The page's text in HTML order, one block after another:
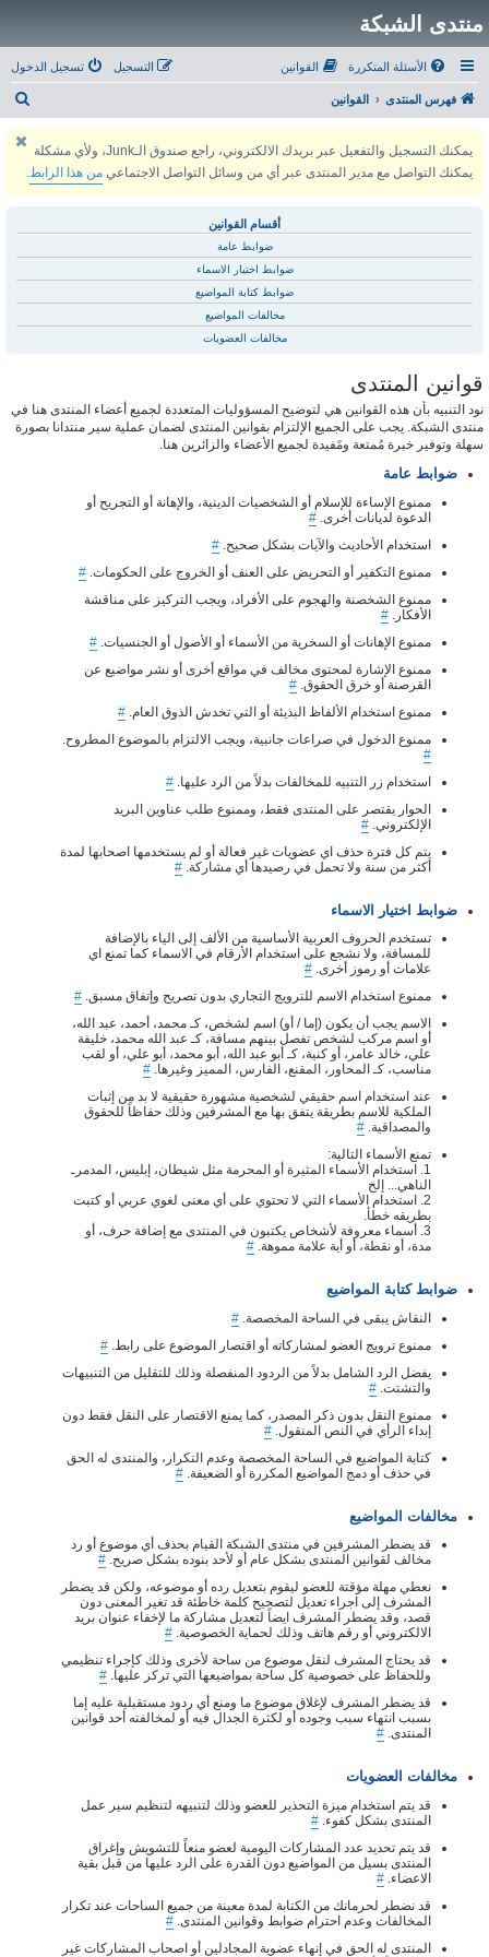
منتدى الشبكة
الأسئلة المتكررة القوانين تسجيل الدخول التسجيل
فهرس المنتدى القوانين
يمكنك التسجيل والتفعيل عبر بريدك الالكتروني، راجع صندوق الـJunk، ولأي مشكلة
يمكنك التواصل مع مدير المنتدى عبر أي من وسائل التواصل الاجتماعي من هذا الرابط.
أقسام القوانين
ضوابط عامة
ضوابط اختيار الاسماء
ضوابط كتابة المواضيع
مخالفات المواضيع
مخالفات العضويات
قوانين المنتدى
نود التنبيه بأن هذه القوانين هي لتوضيح المسؤوليات المتعددة لجميع أعضاء المنتدى هنا في
منتدى الشبكة. يجب على الجميع الإلتزام بقوانين المنتدى لضمان عملية سير منتدانا بصورة
سهلة وتوفير خبرة مُمتعة ومًفيدة لجميع الأعضاء والزائرين هنا.
ضوابط عامة
ممنوع الإساءة للإسلام أو الشخصيات الدينية، والإهانة أو التجريح أو
الدعوة لديانات أخرى. #
استخدام الأحاديث والآيات بشكل صحيح. #
ممنوع التكفير أو التحريض على العنف أو الخروج على الحكومات. #
ممنوع الشخصنة والهجوم على الأفراد، ويجب التركيز على مناقشة
الأفكار. #
ممنوع الإهانات أو السخرية من الأسماء أو الأصول أو الجنسيات. #
ممنوع الإشارة لمحتوى مخالف في مواقع أخرى أو نشر مواضيع عن
القرصنة أو خرق الحقوق. #
ممنوع استخدام الألفاظ البذيئة أو التي تخدش الذوق العام. #
ممنوع الدخول في صراعات جانبية، ويجب الالتزام بالموضوع المطروح.
#
استخدام زر التنبيه للمخالفات بدلاً من الرد عليها. #
الحوار يقتصر على المنتدى فقط، وممنوع طلب عناوين البريد
الإلكتروني. #
يتم كل فترة حذف اي عضويات غير فعالة أو لم يستخدمها اصحابها لمدة
أكثر من سنة ولا تحمل في رصيدها أي مشاركة. #
ضوابط اختيار الاسماء
تستخدم الحروف العربية الأساسية من الألف إلى الياء بالإضافة
للمسافة، ولا نشجع على استخدام الأرقام في الاسماء كما تمنع اي
علامات أو رموز أخرى. #
ممنوع استخدام الاسم للترويج التجاري بدون تصريح وإتفاق مسبق. #
الاسم يجب أن يكون (إما / أو) اسم لشخص، كـ محمد، أحمد، عبد الله،
أو اسم مركب لشخص تفصل بينهم مسافة، كـ عبد الله محمد، خليفة
علي، خالد عامر، أو كنية، كـ أبو عبد الله، أبو محمد، أبو علي، أو لقب
مناسب، كـ المحاور، المقنع، الفارس، المميز وغيرها. #
عند استخدام اسم حقيقي لشخصية مشهورة حقيقية لا بد من إثبات
الملكية للاسم بطريقة يتفق بها مع المشرفين وذلك حفاظاً للحقوق
والمصداقية. #
تمنع الأسماء التالية:
1. استخدام الأسماء المثيرة أو المحرمة مثل شيطان، إبليس، المدمرـ
الناهي... إلخ
2. استخدام الأسماء التي لا تحتوي على أي معنى لغوي عربي أو كتبت
بطريقه خطأ.
3. أسماء معروفة لأشخاص يكتبون في المنتدى مع إضافة حرف، أو
مدة، أو نقطة، أو أية علامة مموهة. #
ضوابط كتابة المواضيع
النقاش يبقى في الساحة المخصصة. #
ممنوع ترويج العضو لمشاركاته أو اقتصار الموضوع على رابط. #
يفضل الرد الشامل بدلاً من الردود المنفصلة وذلك للتقليل من التنبيهات
والتشتت. #
ممنوع النقل بدون ذكر المصدر، كما يمنع الاقتصار على النقل فقط دون
إبداء الرأي في النص المنقول. #
كتابة المواضيع في الساحة المخصصة وعدم التكرار، والمنتدى له الحق
في حذف أو دمج المواضيع المكررة أو الضعيفة. #
مخالفات المواضيع
قد يضطر المشرفين في منتدى الشبكة القيام بحذف أي موضوع أو رد
مخالف لقوانين المنتدى بشكل عام أو لأحد بنوده بشكل صريح. #
نعطي مهلة مؤقتة للعضو ليقوم بتعديل رده أو موضوعه، ولكن قد يضطر
المشرف إلى اجراء تعديل لتصحيح كلمة خاطئة قد تغير المعنى دون
قصد، وقد يضطر المشرف ايضاً لتعديل مشاركة ما لإخفاء عنوان بريد
الالكتروني أو رقم هاتف وذلك لحماية الخصوصية. #
قد يحتاج المشرف لنقل موضوع من ساحة لأخرى وذلك كإجراء تنظيمي
وللحفاظ على خصوصية كل ساحة بمواضيعها التي تركز عليها. #
قد يضطر المشرف لإغلاق موضوع ما ومنع أي ردود مستقبلية عليه إما
بسبب انتهاء سبب وجوده أو لكثرة الجدال فيه أو لمخالفته أحد قوانين
المنتدى. #
مخالفات العضويات
قد يتم استخدام ميزة التحذير للعضو وذلك لتنبيهه لتنظيم سير عمل
المنتدى بشكل كفوء. #
قد يتم تحديد عدد المشاركات اليومية لعضو منعاً للتشويش وإغراق
المنتدى بسيل من المواضيع دون القدرة على الرد عليها من قبل بقية
الاعضاء. #
قد نضطر لحرمانك من الكتابة لمدة معينة من جميع الساحات عند تكرار
المخالفات وعدم احترام ضوابط وقوانين المنتدى. #
المنتدى له الحق في إنهاء عضوية المجادلين أو اصحاب المشاركات غير